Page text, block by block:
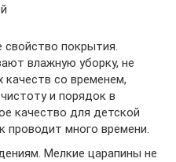
покрытия.
влажную уборку, не
качеств со временем,
и порядок в
качество для детской
проводит много времени.
Мелкие царапины не